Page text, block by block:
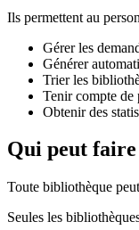
Ils permettent au
Gérer les
Générer
Trier les
Tenir compte de
Obtenir des
Qui peut faire
Toute bibliothèque
Seules les